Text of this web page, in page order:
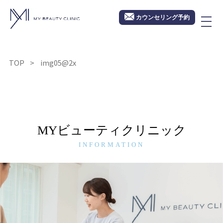
カウンセリング予約
TOP img05@2x
MYビューティクリニック
INFORMATION